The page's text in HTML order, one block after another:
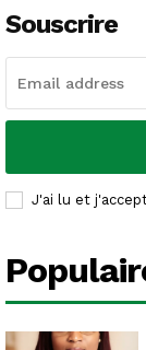
Souscrire
J'ai lu et